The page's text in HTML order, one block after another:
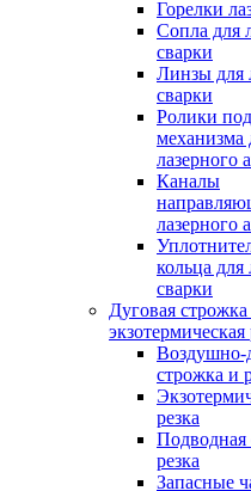
Горелки
Сопла для
сварки
Линзы для
сварки
Ролики
механизма
лазерного
Каналы
лазерного
кольца для
сварки
Дуговая строжка
экзотермическая
Воздушно-
строжка и
резка
Подводная
резка
Запасные